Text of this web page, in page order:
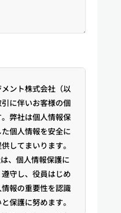
ント株式会社（以
に伴いお客様の個
弊社は個人情報保
個人情報を安全に
してまいります。
、個人情報保護に
守し、役員はじめ
報の重要性を認識
保護に努めます。